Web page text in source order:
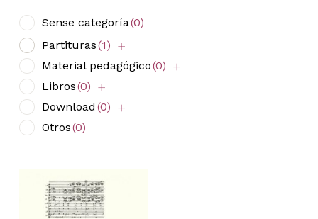
Sense categoría(0)
Partituras(1)
Material pedagógico(0)
Libros(0)
Download (0)
Otros(0)